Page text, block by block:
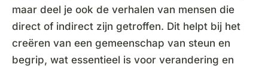
maar deel je ook de verhalen van mensen die
direct of indirect zijn getroffen. Dit helpt bij het
creëren van een gemeenschap van steun en
begrip, wat essentieel is voor verandering en